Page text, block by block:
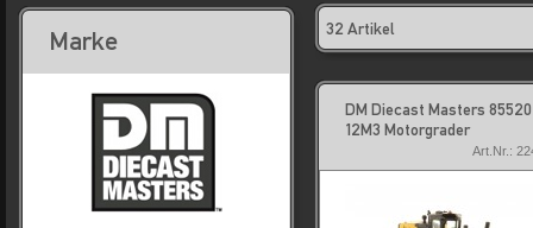
Marke 32 Artikel
DM Diecast Masters
12M3 Motorgrader
Art.Nr.: